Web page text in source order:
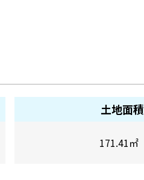
土地面積
171.41㎡